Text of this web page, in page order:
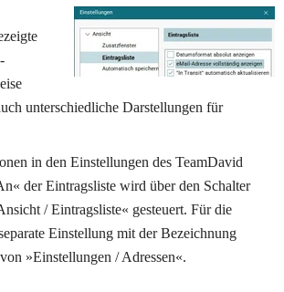
unterschiedliche Darstellungen für
in den Einstellungen des TeamDavid
der Eintragsliste wird über den Schalter
/ Eintragsliste« gesteuert. Für die
Einstellung mit der Bezeichnung
»Einstellungen / Adressen«.